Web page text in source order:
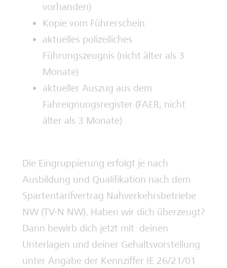
vorhanden)
Kopie vom Führerschein
aktuelles polizeiliches
Führungszeugnis (nicht älter als 3
Monate)
aktueller Auszug aus dem
Fahreignungsregister (FAER, nicht
älter als 3 Monate)
Die Eingruppierung erfolgt je nach
Ausbildung und Qualifikation nach dem
Spartentarifvertrag Nahverkehrsbetriebe
NW (TV-N NW). Haben wir dich überzeugt?
Dann bewirb dich jetzt mit deinen
Unterlagen und deiner Gehaltsvorstellung
unter Angabe der Kennziffer IE 26/21/01